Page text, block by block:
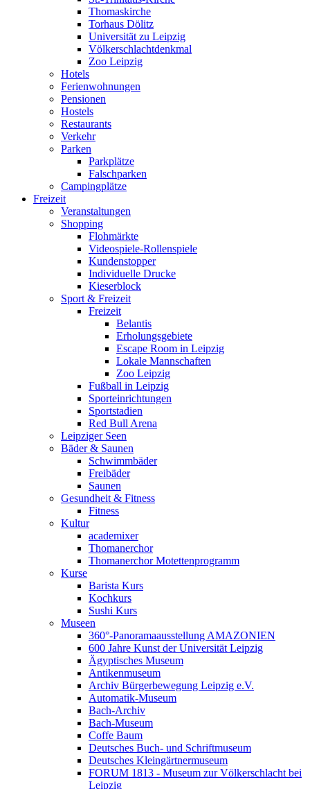
Thomaskirche
Torhaus Dölitz
Universität zu Leipzig
Völkerschlachtdenkmal
Zoo Leipzig
Hotels
Ferienwohnungen
Pensionen
Hostels
Restaurants
Verkehr
Parken
Parkplätze
Falschparken
Campingplätze
Freizeit
Veranstaltungen
Shopping
Flohmärkte
Videospiele-Rollenspiele
Kundenstopper
Individuelle Drucke
Kieserblock
Sport & Freizeit
Freizeit
Belantis
Erholungsgebiete
Escape Room in Leipzig
Lokale Mannschaften
Zoo Leipzig
Fußball in Leipzig
Sporteinrichtungen
Sportstadien
Red Bull Arena
Leipziger Seen
Bäder & Saunen
Schwimmbäder
Freibäder
Saunen
Gesundheit & Fitness
Fitness
Kultur
academixer
Thomanerchor
Thomanerchor Motettenprogramm
Kurse
Barista Kurs
Kochkurs
Sushi Kurs
Museen
360°-Panoramaausstellung AMAZONIEN
600 Jahre Kunst der Universität Leipzig
Ägyptisches Museum
Antikenmuseum
Archiv Bürgerbewegung Leipzig e.V.
Automatik-Museum
Bach-Archiv
Bach-Museum
Coffe Baum
Deutsches Buch- und Schriftmuseum
Deutsches Kleingärtnermuseum
FORUM 1813 - Museum zur Völkerschlacht bei
Leipzig